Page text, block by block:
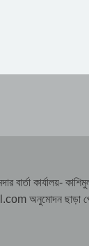
বার্তা কার্যালয়-
ছাড়া